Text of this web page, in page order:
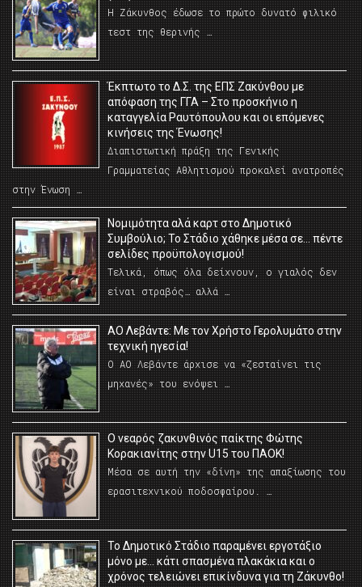
Η Ζάκυνθος έδωσε το πρώτο δυνατό φιλικό
τεστ της θερινής …
Έκπτωτο το Δ.Σ. της ΕΠΣ Ζακύνθου με
απόφαση της ΓΓΑ – Στο προσκήνιο η
καταγγελία Ραυτόπουλου και οι επόμενες
κινήσεις της Ένωσης!
Διαπιστωτική πράξη της Γενικής
Γραμματείας Αθλητισμού προκαλεί ανατροπές
στην Ένωση …
Νομιμότητα αλά καρτ στο Δημοτικό
Συμβούλιο; Το Στάδιο χάθηκε μέσα σε… πέντε
σελίδες προϋπολογισμού!
Τελικά, όπως όλα δείχνουν, ο γιαλός δεν
είναι στραβός… αλλά …
ΑΟ Λεβάντε: Με τον Χρήστο Γερολυμάτο στην
τεχνική ηγεσία!
Ο ΑΟ Λεβάντε άρχισε να «ζεσταίνει τις
μηχανές» του ενόψει …
O νεαρός ζακυνθινός παίκτης Φώτης
Κορακιανίτης στην U15 του ΠΑΟΚ!
Μέσα σε αυτή την «δίνη» της απαξίωσης του
ερασιτεχνικού ποδοσφαίρου. …
Το Δημοτικό Στάδιο παραμένει εργοτάξιο
μόνο με… κάτι σπασμένα πλακάκια και ο
χρόνος τελειώνει επικίνδυνα για τη Ζάκυνθο!